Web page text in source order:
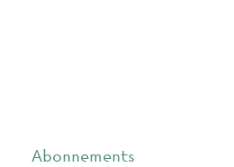
Abonnements